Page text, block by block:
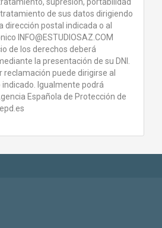
de sus datos dirigiendo
dirección postal indicada o al
INFO@ESTUDIOSAZ.COM
de los derechos deberá
la presentación de su DNI.
reclamación puede dirigirse al
Igualmente podrá
Española de Protección de